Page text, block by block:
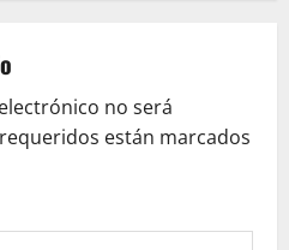
no será
están marcados